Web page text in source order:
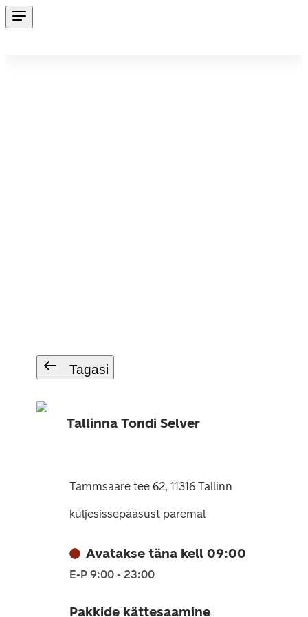
Tagasi
Tallinna Tondi Selver
Tammsaare tee 62, 11316 Tallinn
küljesissepääsust paremal
Avatakse täna kell 09:00
E-P 9:00 - 23:00
Pakkide kättesaamine